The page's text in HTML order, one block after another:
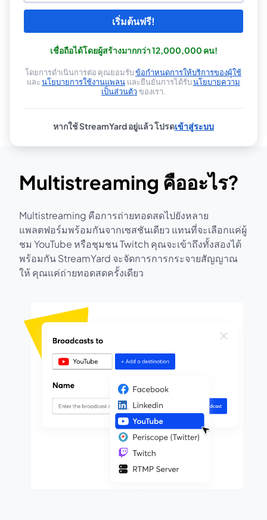
เริ่มต้นฟรี!
เชื่อถือได้โดยผู้สร้างมากกว่า 12,000,000 คน!
โดยการดำเนินการต่อ คุณยอมรับข้อกำหนดการให้บริการของผู้ใช้
และนโยบายการใช้งานแพลน
เปิดในแท็บใหม่
และยืนยันการได้รับนโยบายความ
เป็นส่วนตัวของเรา.
หากใช้ StreamYard อยู่แล้ว โปรดเข้าสู่ระบบ
Multistreaming คืออะไร?
Multistreaming คือการถ่ายทอดสดไปยังหลาย
แพลตฟอร์มพร้อมกันจากเซสชันเดียว แทนที่จะเลือกแค่ผู้
ชม YouTube หรือชุมชน Twitch คุณจะเข้าถึงทั้งสองได้
พร้อมกัน StreamYard จะจัดการการกระจายสัญญาณ
ให้ คุณแค่ถ่ายทอดสดครั้งเดียว